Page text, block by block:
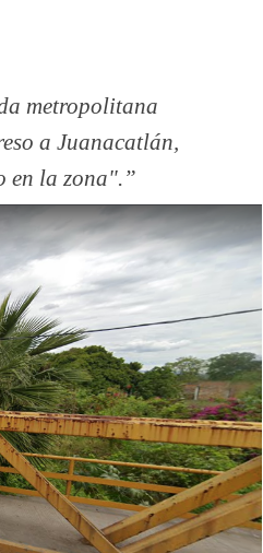
metropolitana
a Juanacatlán,
en la zona".